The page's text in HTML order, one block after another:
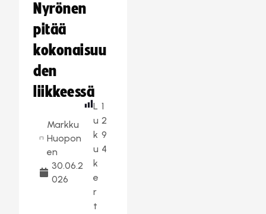
Nyrönen
pitää
kokonaisuu
den
liikkeessä
Markku
Huopon
en
30.06.2
026
L
u
k
u
k
e
r
t
1
2
9
4